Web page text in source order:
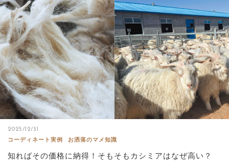
2025/12/31
コーディネート実例
お洒落のマメ知識
知ればその価格に納得！そもそもカシミアはなぜ高い？